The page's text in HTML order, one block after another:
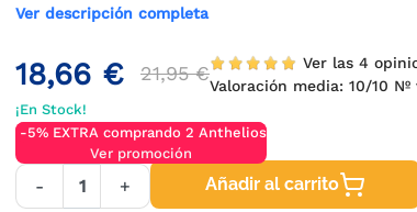
Ver descripción completa
18,66 € 21,95 €
Ver las 4
Valoración media: 10/10 Nº
¡En Stock!
-5% EXTRA comprando 2 Anthelios
Ver promoción
- + Añadir al carrito